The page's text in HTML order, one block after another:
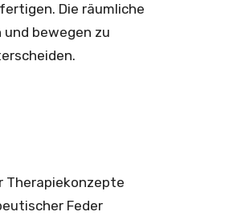
Die räumliche
bewegen zu
Therapiekonzepte
Feder